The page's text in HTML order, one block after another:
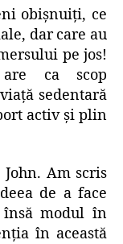
obișnuiți, ce
dar care au
pe jos!
are ca scop
sedentară
activ și plin
Am scris
de a face
modul în
în această